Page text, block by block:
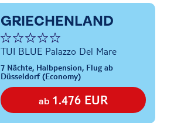
GRIECHENLAND
TUI BLUE Palazzo Del Mare
7 Nächte, Halbpension, Flug ab
Düsseldorf (Economy)
ab 1.476 EUR